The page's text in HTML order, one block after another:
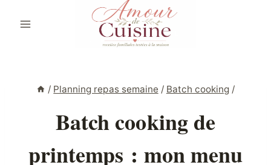
/ Planning repas semaine / Batch cooking /
Batch cooking de
printemps : mon menu